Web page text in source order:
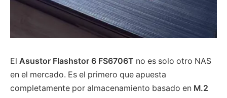
El Asustor Flashstor 6 FS6706T no es solo otro NAS
en el mercado. Es el primero que apuesta
completamente por almacenamiento basado en M.2